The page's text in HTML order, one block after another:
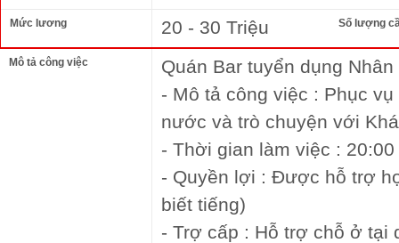
Mức lương 20 - 30 Triệu Số lượng
Mô tả công việc
Quán Bar tuyển dụng
- Mô tả công việc : Phục
nước và trò chuyện với
- Thời gian làm việc :
- Quyền lợi : Được hỗ trợ
biết tiếng)
- Trợ cấp : Hỗ trợ chỗ ở tại